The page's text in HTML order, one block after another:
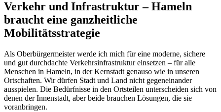
Verkehr und Infrastruktur – Hameln
braucht eine ganzheitliche
Mobilitätsstrategie
Als Oberbürgermeister werde ich mich für eine moderne, sichere
und gut durchdachte Verkehrsinfrastruktur einsetzen – für alle
Menschen in Hameln, in der Kernstadt genauso wie in unseren
Ortschaften. Wir dürfen Stadt und Land nicht gegeneinander
ausspielen. Die Bedürfnisse in den Ortsteilen unterscheiden sich von
denen der Innenstadt, aber beide brauchen Lösungen, die sie
voranbringen.